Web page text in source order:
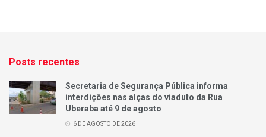
Posts recentes
Secretaria de Segurança Pública informa
interdições nas alças do viaduto da Rua
Uberaba até 9 de agosto
6 DE AGOSTO DE 2026